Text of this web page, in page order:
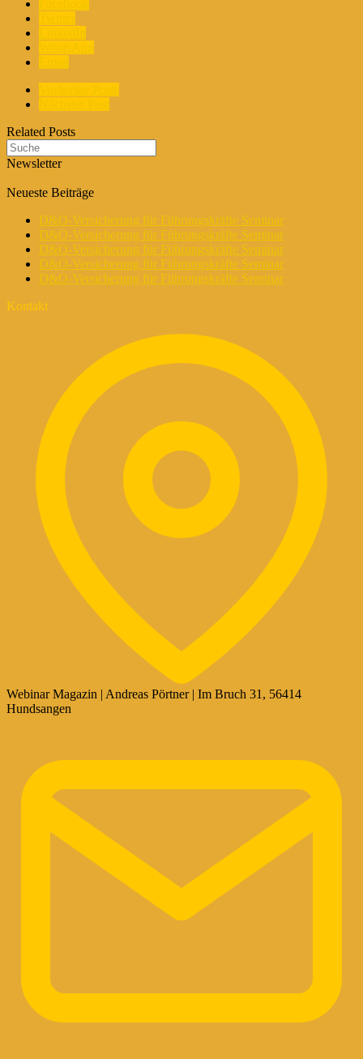
Related Posts
Newsletter
Neueste Beiträge
D&O-Versicherung für Führungskräfte Seminar
D&O-Versicherung für Führungskräfte Seminar
D&O-Versicherung für Führungskräfte Seminar
D&O-Versicherung für Führungskräfte Seminar
D&O-Versicherung für Führungskräfte Seminar
Kontakt
Webinar Magazin | Andreas Pörtner | Im Bruch 31, 56414
Hundsangen